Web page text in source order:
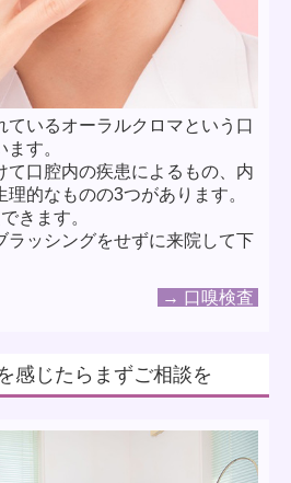
ているオーラルクロマという口
す。
て口腔内の疾患によるもの、内
的なものの3つがあります。
きます。
ラッシングをせずに来院して下
→ 口嗅検査
感じたらまずご相談を